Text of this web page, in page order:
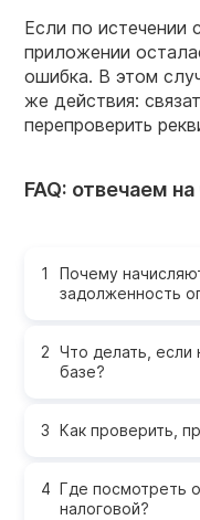
Если по истечении
приложении
ошибка. В этом
же действия:
перепроверить
FAQ: отвечаем
Почему
задолженность
Что делать, если
базе?
Как проверить,
Где посмотреть
налоговой?